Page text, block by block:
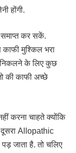
होंगी.
कर सकें.
काफी मुश्किल भरा
निकलने के लिए कुछ
की काफी अच्छे
करना चाहते क्योंकि
Allopathic
जाता है. तो चलिए